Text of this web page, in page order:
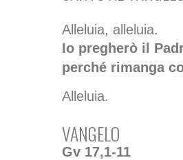
Alleluia, alleluia.
Io pregherò il
perché rimanga
Alleluia.
VANGELO
Gv 17,1-11